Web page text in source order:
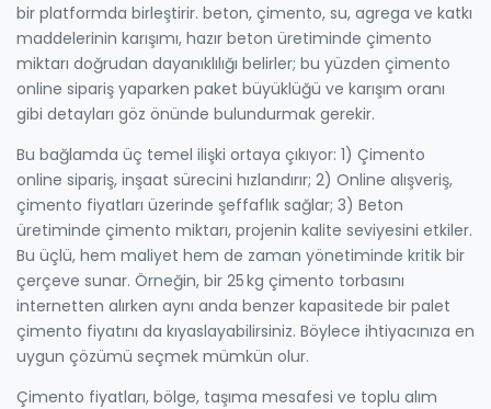
bir platformda birleştirir. beton, çimento, su, agrega ve katkı
maddelerinin karışımı, hazır beton üretiminde çimento
miktarı doğrudan dayanıklılığı belirler; bu yüzden çimento
online sipariş yaparken paket büyüklüğü ve karışım oranı
gibi detayları göz önünde bulundurmak gerekir.
Bu bağlamda üç temel ilişki ortaya çıkıyor: 1) Çimento
online sipariş, inşaat sürecini hızlandırır; 2) Online alışveriş,
çimento fiyatları üzerinde şeffaflık sağlar; 3) Beton
üretiminde çimento miktarı, projenin kalite seviyesini etkiler.
Bu üçlü, hem maliyet hem de zaman yönetiminde kritik bir
çerçeve sunar. Örneğin, bir 25 kg çimento torbasını
internetten alırken aynı anda benzer kapasitede bir palet
çimento fiyatını da kıyaslayabilirsiniz. Böylece ihtiyacınıza en
uygun çözümü seçmek mümkün olur.
Çimento fiyatları, bölge, taşıma mesafesi ve toplu alım